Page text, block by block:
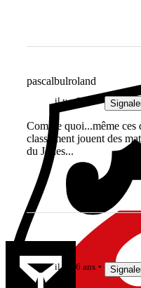
pascalbulroland
il y a 6 ans
Comme quoi...même ces
classement jouent des
du Jones...
il y a 6 ans